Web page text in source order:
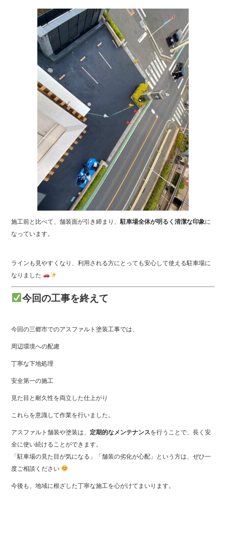
施工前と比べて、舗装面が引き締まり、駐車場全体が明るく清潔な印象に
なっています。
ラインも見やすくなり、利用される方にとっても安心して使える駐車場に
なりました
今回の工事を終えて
今回の三郷市でのアスファルト塗装工事では、
周辺環境への配慮
丁寧な下地処理
安全第一の施工
見た目と耐久性を両立した仕上がり
これらを意識して作業を行いました。
アスファルト舗装や塗装は、 定期的なメンテナンスを行うことで、長く安
全に使い続けることができます。
「駐車場の見た目が気になる」「舗装の劣化が心配」という方は、ぜひ一
度ご相談ください
今後も、地域に根ざした丁寧な施工を心がけてまいります。